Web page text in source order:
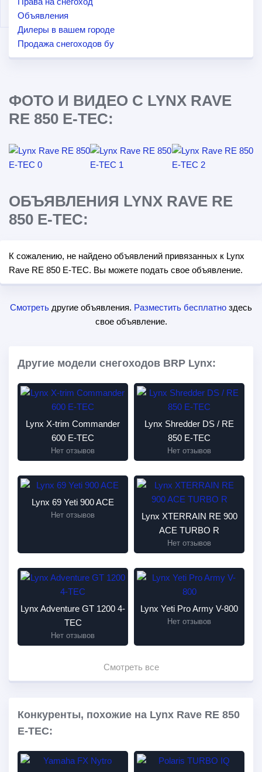
Объявления
Дилеры в вашем городе
Продажа снегоходов бу
ФОТО И ВИДЕО С LYNX RAVE
RE 850 E-TEC:
ОБЪЯВЛЕНИЯ LYNX RAVE RE
850 E-TEC:
К сожалению, не найдено объявлений привязанных к Lynx
Rave RE 850 E-TEC. Вы можете подать свое объявление.
Смотреть другие объявления. Разместить бесплатно здесь
свое объявление.
Другие модели снегоходов BRP Lynx:
Lynx X-trim Commander
600 E-TEC
Нет отзывов
Lynx Shredder DS / RE
850 E-TEC
Нет отзывов
Lynx 69 Yeti 900 ACE
Нет отзывов
Lynx XTERRAIN RE 900
ACE TURBO R
Нет отзывов
Lynx Adventure GT 1200 4-
TEC
Нет отзывов
Lynx Yeti Pro Army V-800
Нет отзывов
Смотреть все
Конкуренты, похожие на Lynx Rave RE 850
E-TEC: